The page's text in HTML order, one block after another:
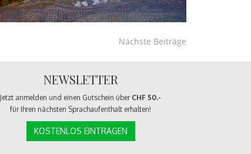
Nächste Beiträge
NEWSLETTER
Jetzt anmelden und einen Gutschein über CHF 50.-
für Ihren nächsten Sprachaufenthalt erhalten!
KOSTENLOS EINTRAGEN